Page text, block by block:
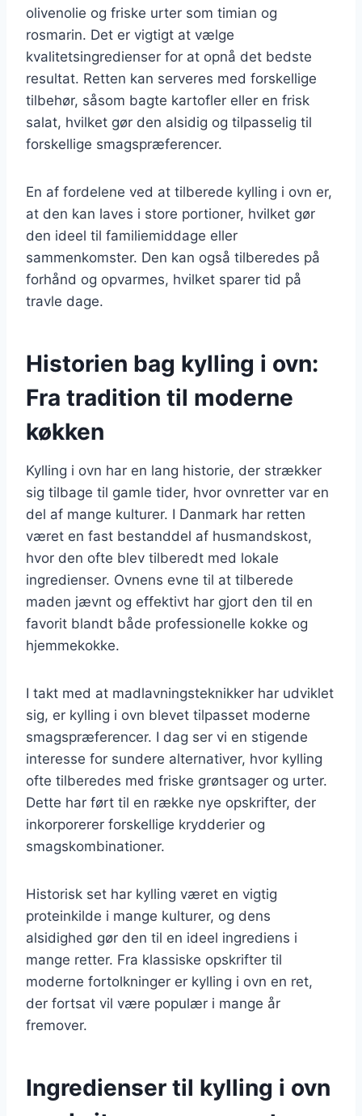
olivenolie og friske urter som timian og
rosmarin. Det er vigtigt at vælge
kvalitetsingredienser for at opnå det bedste
resultat. Retten kan serveres med forskellige
tilbehør, såsom bagte kartofler eller en frisk
salat, hvilket gør den alsidig og tilpasselig til
forskellige smagspræferencer.
En af fordelene ved at tilberede kylling i ovn er,
at den kan laves i store portioner, hvilket gør
den ideel til familiemiddage eller
sammenkomster. Den kan også tilberedes på
forhånd og opvarmes, hvilket sparer tid på
travle dage.
Historien bag kylling i ovn:
Fra tradition til moderne
køkken
Kylling i ovn har en lang historie, der strækker
sig tilbage til gamle tider, hvor ovnretter var en
del af mange kulturer. I Danmark har retten
været en fast bestanddel af husmandskost,
hvor den ofte blev tilberedt med lokale
ingredienser. Ovnens evne til at tilberede
maden jævnt og effektivt har gjort den til en
favorit blandt både professionelle kokke og
hjemmekokke.
I takt med at madlavningsteknikker har udviklet
sig, er kylling i ovn blevet tilpasset moderne
smagspræferencer. I dag ser vi en stigende
interesse for sundere alternativer, hvor kylling
ofte tilberedes med friske grøntsager og urter.
Dette har ført til en række nye opskrifter, der
inkorporerer forskellige krydderier og
smagskombinationer.
Historisk set har kylling været en vigtig
proteinkilde i mange kulturer, og dens
alsidighed gør den til en ideel ingrediens i
mange retter. Fra klassiske opskrifter til
moderne fortolkninger er kylling i ovn en ret,
der fortsat vil være populær i mange år
fremover.
Ingredienser til kylling i ovn